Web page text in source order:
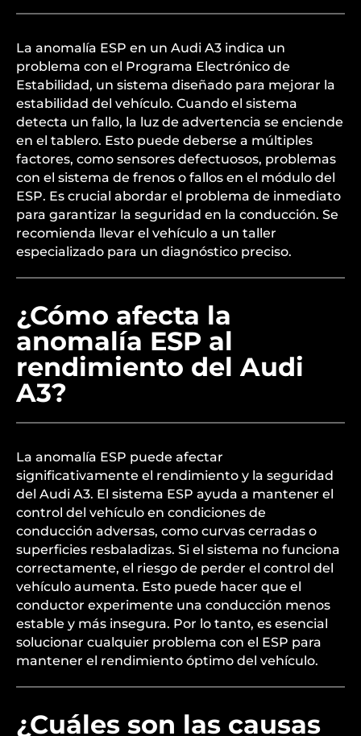
La anomalía ESP en un Audi A3 indica un
problema con el Programa Electrónico de
Estabilidad, un sistema diseñado para mejorar la
estabilidad del vehículo. Cuando el sistema
detecta un fallo, la luz de advertencia se enciende
en el tablero. Esto puede deberse a múltiples
factores, como sensores defectuosos, problemas
con el sistema de frenos o fallos en el módulo del
ESP. Es crucial abordar el problema de inmediato
para garantizar la seguridad en la conducción. Se
recomienda llevar el vehículo a un taller
especializado para un diagnóstico preciso.
¿Cómo afecta la
anomalía ESP al
rendimiento del Audi
A3?
La anomalía ESP puede afectar
significativamente el rendimiento y la seguridad
del Audi A3. El sistema ESP ayuda a mantener el
control del vehículo en condiciones de
conducción adversas, como curvas cerradas o
superficies resbaladizas. Si el sistema no funciona
correctamente, el riesgo de perder el control del
vehículo aumenta. Esto puede hacer que el
conductor experimente una conducción menos
estable y más insegura. Por lo tanto, es esencial
solucionar cualquier problema con el ESP para
mantener el rendimiento óptimo del vehículo.
¿Cuáles son las causas